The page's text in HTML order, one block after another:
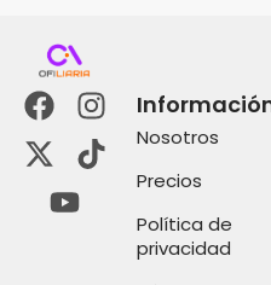
Nosotros
Precios
Política de
privacidad